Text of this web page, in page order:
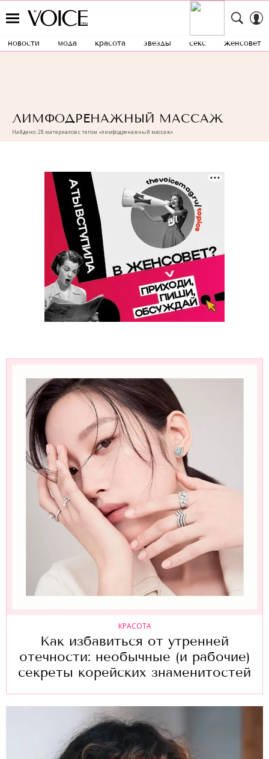
новости мода красота звезды секс женсовет
ЛИМФОДРЕНАЖНЫЙ МАССАЖ
Найдено: 28 материалов с тегом «лимфодренажный массаж»
КРАСОТА
Как избавиться от утренней
отечности: необычные (и рабочие)
секреты корейских знаменитостей